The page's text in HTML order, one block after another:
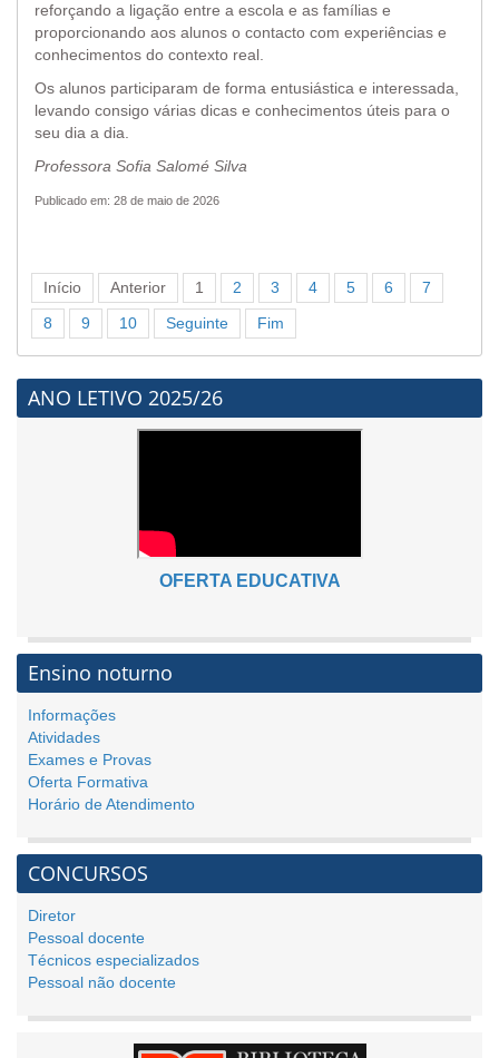
reforçando a ligação entre a escola e as famílias e
proporcionando aos alunos o contacto com experiências e
conhecimentos do contexto real.
Os alunos participaram de forma entusiástica e interessada,
levando consigo várias dicas e conhecimentos úteis para o
seu dia a dia.
Professora Sofia Salomé Silva
Publicado em: 28 de maio de 2026
Início Anterior 1 2 3 4 5 6
7
8
9 10 Seguinte Fim
ANO LETIVO 2025/26
OFERTA EDUCATIVA
Ensino noturno
Informações
Atividades
Exames e Provas
Oferta Formativa
Horário de Atendimento
CONCURSOS
Diretor
Pessoal docente
Técnicos especializados
Pessoal não docente